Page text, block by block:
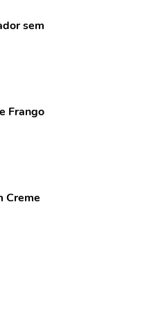
sem
Frango
Creme